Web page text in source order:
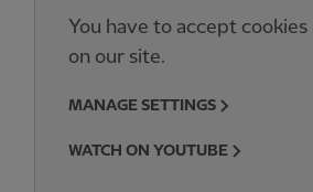
You have to accept
on our site.
MANAGE SETTINGS
WATCH ON YOUTUBE